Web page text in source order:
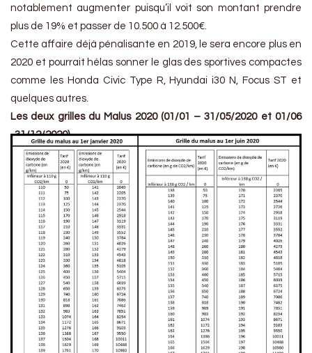
notablement augmenter puisqu’il voit son montant prendre
plus de 19% et passer de 10.500 à 12.500€.
Cette affaire déjà pénalisante en 2019, le sera encore plus en
2020 et pourrait hélas sonner le glas des sportives compactes
comme les Honda Civic Type R, Hyundai i30 N, Focus ST et
quelques autres.
Les deux grilles du Malus 2020 (01/01 – 31/05/2020 et 01/06
-31/12/2020)